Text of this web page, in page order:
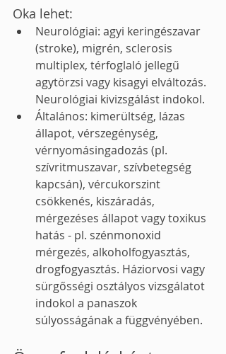
Oka lehet:
Neurológiai: agyi keringészavar
(stroke), migrén, sclerosis
multiplex, térfoglaló jellegű
agytörzsi vagy kisagyi elváltozás.
Neurológiai kivizsgálást indokol.
Általános: kimerültség, lázas
állapot, vérszegénység,
vérnyomásingadozás (pl.
szívritmuszavar, szívbetegség
kapcsán), vércukorszint
csökkenés, kiszáradás,
mérgezéses állapot vagy toxikus
hatás - pl. szénmonoxid
mérgezés, alkoholfogyasztás,
drogfogyasztás. Háziorvosi vagy
sürgősségi osztályos vizsgálatot
indokol a panaszok
súlyosságának a függvényében.